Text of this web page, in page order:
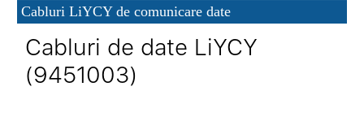
Cabluri LiYCY de comunicare date
Cabluri de date LiYCY
(9451003)